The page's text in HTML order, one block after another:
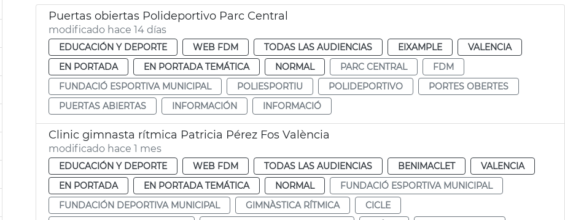
Puertas obiertas Polideportivo Parc Central
modificado hace 14 días
EDUCACIÓN Y DEPORTE WEB FDM TODAS LAS AUDIENCIAS EIXAMPLE
VALENCIA
EN PORTADA
EN PORTADA TEMÁTICA NORMAL PARC CENTRAL
FDM
FUNDACIÓ ESPORTIVA MUNICIPAL
POLIESPORTIU POLIDEPORTIVO
PORTES OBERTES
PUERTAS ABIERTAS
INFORMACIÓN INFORMACIÓ
Clinic gimnasta rítmica Patricia Pérez Fos València
modificado hace 1 mes
EDUCACIÓN Y DEPORTE WEB FDM TODAS LAS AUDIENCIAS BENIMACLET
VALENCIA
EN PORTADA
EN PORTADA TEMÁTICA NORMAL
FUNDACIÓ ESPORTIVA MUNICIPAL
FUNDACIÓN DEPORTIVA MUNICIPAL
GIMNÀSTICA RÍTMICA
CICLE